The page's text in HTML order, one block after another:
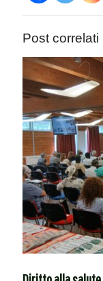
Post correlati